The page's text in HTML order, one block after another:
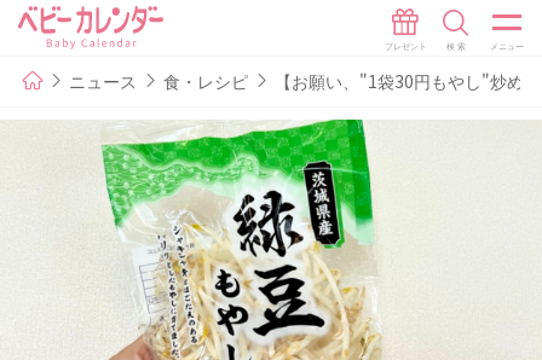
ニュース 食・レシピ 【お願い、"1袋30円もやし"炒め